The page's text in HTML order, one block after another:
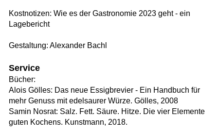
Kostnotizen: Wie es der Gastronomie 2023 geht - ein
Lagebericht
Gestaltung: Alexander Bachl
Service
Bücher:
Alois Gölles: Das neue Essigbrevier - Ein Handbuch für
mehr Genuss mit edelsaurer Würze. Gölles, 2008
Samin Nosrat: Salz. Fett. Säure. Hitze. Die vier Elemente
guten Kochens. Kunstmann, 2018.